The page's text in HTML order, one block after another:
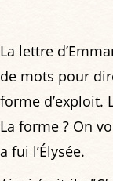
La lettre
de mots pour
forme d’exploit.
La forme ? On
a fui l’Élysée.